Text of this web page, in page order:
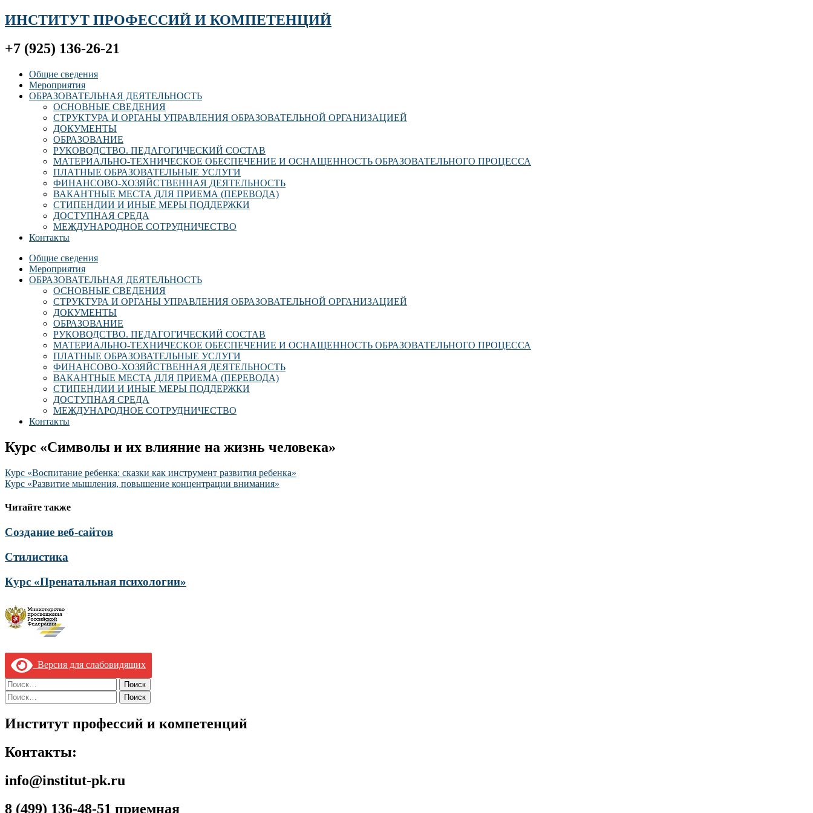
ИНСТИТУТ ПРОФЕССИЙ И КОМПЕТЕНЦИЙ
+7 (925) 136-26-21
Общие сведения
Мероприятия
ОБРАЗОВАТЕЛЬНАЯ ДЕЯТЕЛЬНОСТЬ
ОСНОВНЫЕ СВЕДЕНИЯ
СТРУКТУРА И ОРГАНЫ УПРАВЛЕНИЯ ОБРАЗОВАТЕЛЬНОЙ ОРГАНИЗАЦИЕЙ
ДОКУМЕНТЫ
ОБРАЗОВАНИЕ
РУКОВОДСТВО. ПЕДАГОГИЧЕСКИЙ СОСТАВ
МАТЕРИАЛЬНО-ТЕХНИЧЕСКОЕ ОБЕСПЕЧЕНИЕ И ОСНАЩЕННОСТЬ ОБРАЗОВАТЕЛЬНОГО ПРОЦЕССА
ПЛАТНЫЕ ОБРАЗОВАТЕЛЬНЫЕ УСЛУГИ
ФИНАНСОВО-ХОЗЯЙСТВЕННАЯ ДЕЯТЕЛЬНОСТЬ
ВАКАНТНЫЕ МЕСТА ДЛЯ ПРИЕМА (ПЕРЕВОДА)
СТИПЕНДИИ И ИНЫЕ МЕРЫ ПОДДЕРЖКИ
ДОСТУПНАЯ СРЕДА
МЕЖДУНАРОДНОЕ СОТРУДНИЧЕСТВО
Контакты
Общие сведения
Мероприятия
ОБРАЗОВАТЕЛЬНАЯ ДЕЯТЕЛЬНОСТЬ
ОСНОВНЫЕ СВЕДЕНИЯ
СТРУКТУРА И ОРГАНЫ УПРАВЛЕНИЯ ОБРАЗОВАТЕЛЬНОЙ ОРГАНИЗАЦИЕЙ
ДОКУМЕНТЫ
ОБРАЗОВАНИЕ
РУКОВОДСТВО. ПЕДАГОГИЧЕСКИЙ СОСТАВ
МАТЕРИАЛЬНО-ТЕХНИЧЕСКОЕ ОБЕСПЕЧЕНИЕ И ОСНАЩЕННОСТЬ ОБРАЗОВАТЕЛЬНОГО ПРОЦЕССА
ПЛАТНЫЕ ОБРАЗОВАТЕЛЬНЫЕ УСЛУГИ
ФИНАНСОВО-ХОЗЯЙСТВЕННАЯ ДЕЯТЕЛЬНОСТЬ
ВАКАНТНЫЕ МЕСТА ДЛЯ ПРИЕМА (ПЕРЕВОДА)
СТИПЕНДИИ И ИНЫЕ МЕРЫ ПОДДЕРЖКИ
ДОСТУПНАЯ СРЕДА
МЕЖДУНАРОДНОЕ СОТРУДНИЧЕСТВО
Контакты
Курс «Символы и их влияние на жизнь человека»
Навигация
по
записям
Курс «Воспитание ребенка: сказки как инструмент развития ребенка»
Курс «Развитие мышления, повышение концентрации внимания»
Читайте также
Создание веб-сайтов
Стилистика
Курс «Пренатальная психологии»
Версия для слабовидящих
Найти:
Найти:
Институт профессий и компетенций
Контакты:
info@institut-pk.ru
8 (499) 136-48-51 приемная